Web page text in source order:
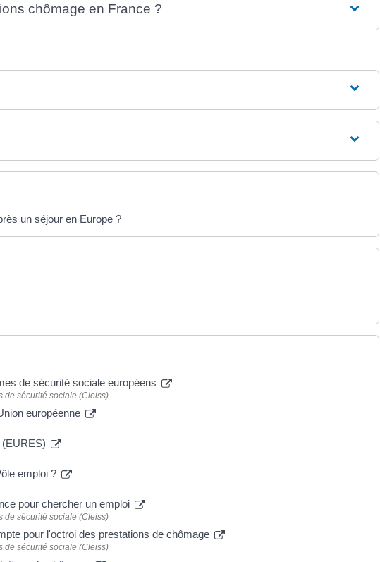
chômage en France ?
un séjour en Europe ?
de sécurité sociale européens
de sécurité sociale (Cleiss)
européenne
(EURES)
emploi ?
pour chercher un emploi
de sécurité sociale (Cleiss)
pour l'octroi des prestations de chômage
de sécurité sociale (Cleiss)